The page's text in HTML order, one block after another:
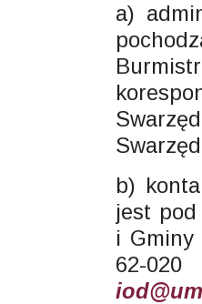
a)
b)
jest
i Gminy
62-